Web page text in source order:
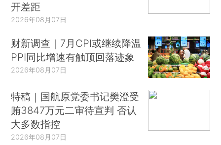
开差距
2026年08月07日
财新调查｜7月CPI或继续降温
PPI同比增速有触顶回落迹象
2026年08月07日
特稿｜国航原党委书记樊澄受
贿3847万元二审待宣判 否认
大多数指控
2026年08月07日